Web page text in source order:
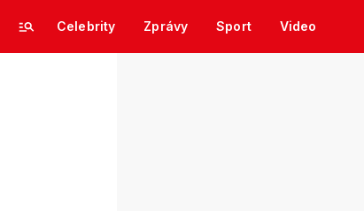
Celebrity Zprávy Sport Video